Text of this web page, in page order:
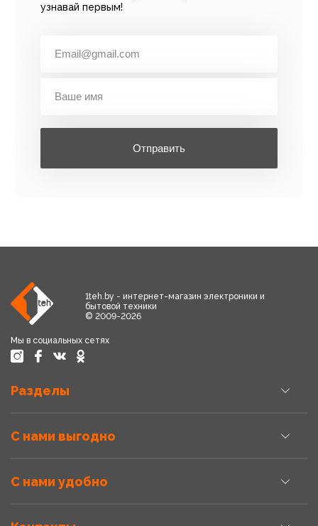
узнавай первым!
Отправить
1teh.by - интернет-магазин электроники и
бытовой техники
© 2009-2026
Мы в социальных сетях
Разделы
С нами выгодно
С нами удобно